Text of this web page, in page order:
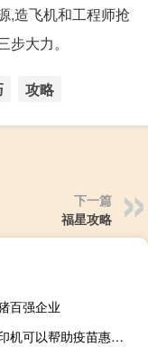
,造飞机和工程师抢
大力。
攻略
下一篇
福星攻略
百强企业
疫苗打印机可以帮助疫苗惠及更多人